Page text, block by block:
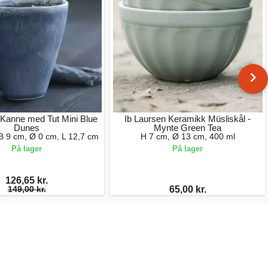
med Tut Mini Blue
Dunes
9 cm, Ø 0 cm, L 12,7 cm
På lager
126,65 kr.
149,00 kr.
Ib Laursen Keramikk Müsliskål -
Mynte Green Tea
H 7 cm, Ø 13 cm, 400 ml
På lager
65,00 kr.